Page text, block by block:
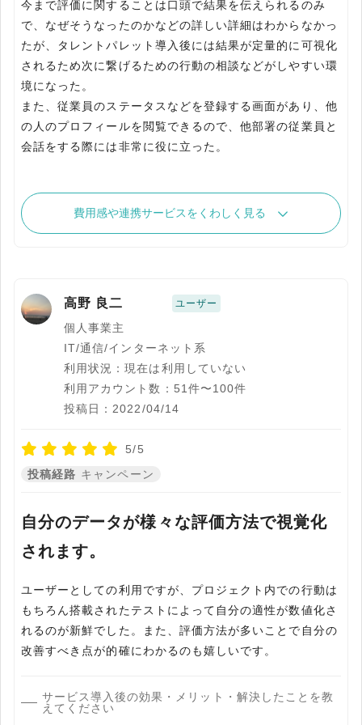
今まで評価に関することは口頭で結果を伝えられるのみ
で、なぜそうなったのかなどの詳しい詳細はわからなかっ
たが、タレントパレット導入後には結果が定量的に可視化
されるため次に繋げるための行動の相談などがしやすい環
境になった。
また、従業員のステータスなどを登録する画面があり、他
の人のプロフィールを閲覧できるので、他部署の従業員と
会話をする際には非常に役に立った。
費用感や連携サービスをくわしく見る
高野 良二 ユーザー
個人事業主
IT/通信/インターネット系
利用状況：現在は利用していない
利用アカウント数：51件〜100件
投稿日：2022/04/14
5/5
投稿経路 キャンペーン
自分のデータが様々な評価方法で視覚化
されます。
ユーザーとしての利用ですが、プロジェクト内での行動は
もちろん搭載されたテストによって自分の適性が数値化さ
れるのが新鮮でした。また、評価方法が多いことで自分の
改善すべき点が的確にわかるのも嬉しいです。
サービス導入後の効果・メリット・解決したことを教
えてください